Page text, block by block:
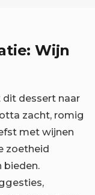
Wijn
dessert naar
zacht, romig
met wijnen
zoetheid
bieden.